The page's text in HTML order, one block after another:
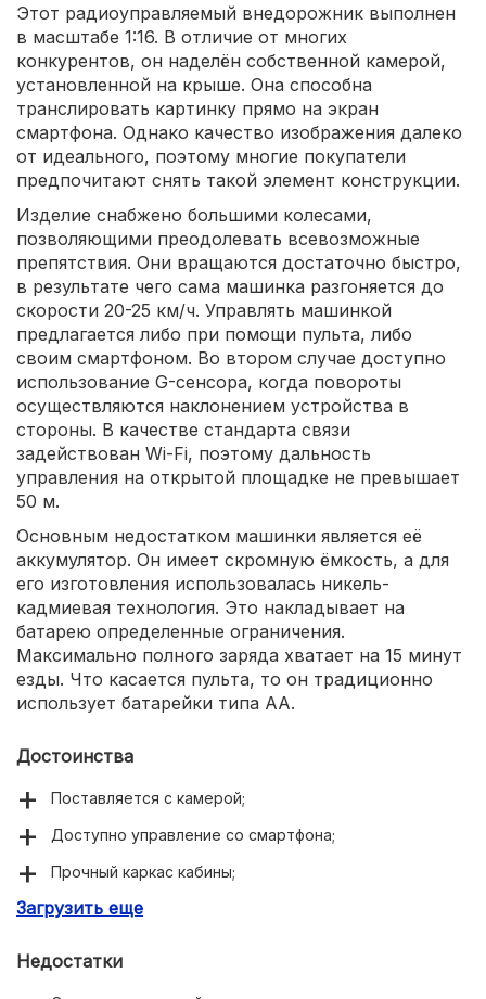
Этот радиоуправляемый внедорожник выполнен
в масштабе 1:16. В отличие от многих
конкурентов, он наделён собственной камерой,
установленной на крыше. Она способна
транслировать картинку прямо на экран
смартфона. Однако качество изображения далеко
от идеального, поэтому многие покупатели
предпочитают снять такой элемент конструкции.
Изделие снабжено большими колесами,
позволяющими преодолевать всевозможные
препятствия. Они вращаются достаточно быстро,
в результате чего сама машинка разгоняется до
скорости 20-25 км/ч. Управлять машинкой
предлагается либо при помощи пульта, либо
своим смартфоном. Во втором случае доступно
использование G-сенсора, когда повороты
осуществляются наклонением устройства в
стороны. В качестве стандарта связи
задействован Wi-Fi, поэтому дальность
управления на открытой площадке не превышает
50 м.
Основным недостатком машинки является её
аккумулятор. Он имеет скромную ёмкость, а для
его изготовления использовалась никель-
кадмиевая технология. Это накладывает на
батарею определенные ограничения.
Максимально полного заряда хватает на 15 минут
езды. Что касается пульта, то он традиционно
использует батарейки типа AA.
Достоинства
Поставляется с камерой;
Доступно управление со смартфона;
Прочный каркас кабины;
Разгоняется до высокой скорости;
Загрузить еще
Недостатки